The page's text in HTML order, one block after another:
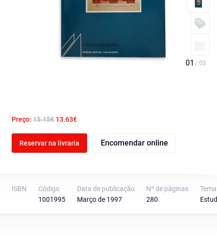
Preço: 15.15€ 13.63€
Reservar na livraria Encomendar online
ISBN
Código
1001995
Data de publicação
Março de 1997
Nº de páginas
280
Tema